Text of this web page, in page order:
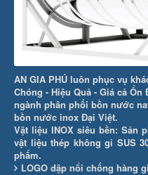
AN GIA PHÚ luôn phục vụ
Chóng - Hiệu Quả - Giá cả
ngành phân phối bồn nước
bồn nước inox Đại Việt.
Vật liệu INOX siêu bền: Sản
vật liệu thép không gỉ SUS
phẩm.
LOGO dập nổi chống hàng